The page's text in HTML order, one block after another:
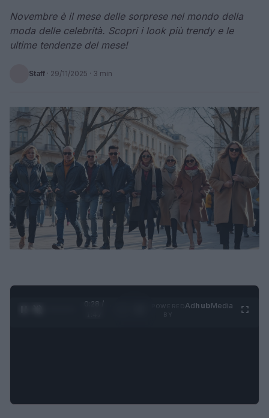
Novembre è il mese delle sorprese nel mondo della
moda delle celebrità. Scopri i look più trendy e le
ultime tendenze del mese!
Staff · 29/11/2025 · 3 min
0:29 /
AdhubMedia